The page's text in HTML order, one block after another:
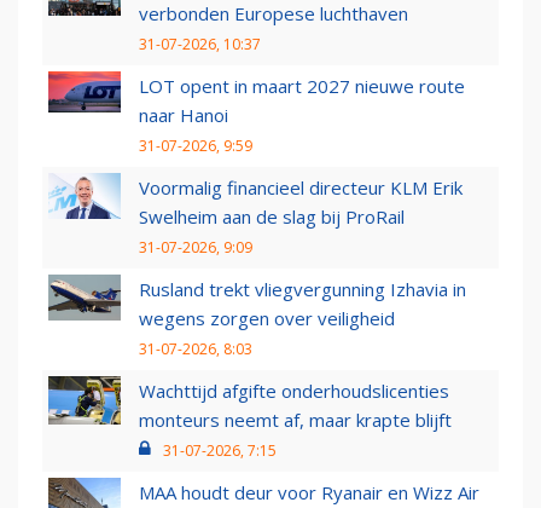
verbonden Europese luchthaven
31-07-2026, 10:37
LOT opent in maart 2027 nieuwe route
naar Hanoi
31-07-2026, 9:59
Voormalig financieel directeur KLM Erik
Swelheim aan de slag bij ProRail
31-07-2026, 9:09
Rusland trekt vliegvergunning Izhavia in
wegens zorgen over veiligheid
31-07-2026, 8:03
Wachttijd afgifte onderhoudslicenties
monteurs neemt af, maar krapte blijft
31-07-2026, 7:15
MAA houdt deur voor Ryanair en Wizz Air